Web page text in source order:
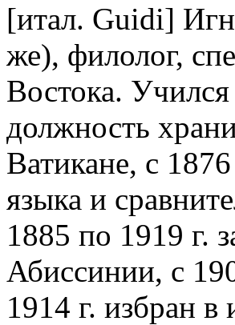
[итал. Guidi]
же), филолог,
Востока.
должность
Ватикане, с
языка и
1885 по 1919 г.
Абиссинии, с
1914 г. избран в